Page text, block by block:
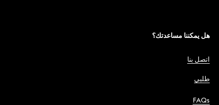
هل يمكننا مساعدتك؟
اتصل بنا
طلبي
FAQs